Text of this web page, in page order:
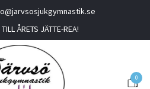
ÅRETS JÄTTE-REA!
0